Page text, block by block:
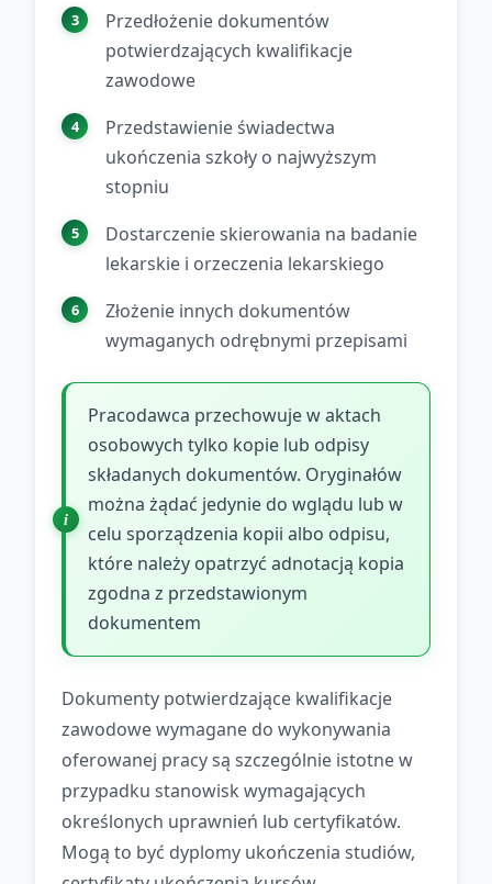
Przedłożenie dokumentów
potwierdzających kwalifikacje
zawodowe
Przedstawienie świadectwa
ukończenia szkoły o najwyższym
stopniu
Dostarczenie skierowania na badanie
lekarskie i orzeczenia lekarskiego
Złożenie innych dokumentów
wymaganych odrębnymi przepisami
Pracodawca przechowuje w aktach
osobowych tylko kopie lub odpisy
składanych dokumentów. Oryginałów
można żądać jedynie do wglądu lub w
celu sporządzenia kopii albo odpisu,
które należy opatrzyć adnotacją kopia
zgodna z przedstawionym
dokumentem
Dokumenty potwierdzające kwalifikacje
zawodowe wymagane do wykonywania
oferowanej pracy są szczególnie istotne w
przypadku stanowisk wymagających
określonych uprawnień lub certyfikatów.
Mogą to być dyplomy ukończenia studiów,